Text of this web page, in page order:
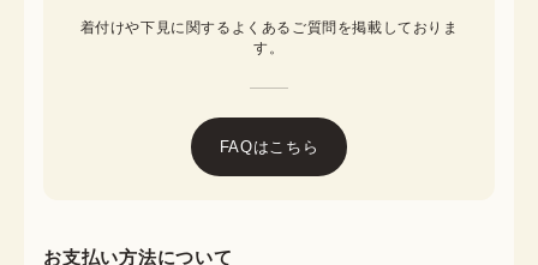
着付けや下見に関するよくあるご質問を掲載しておりま
す。
FAQはこちら
お支払い方法について